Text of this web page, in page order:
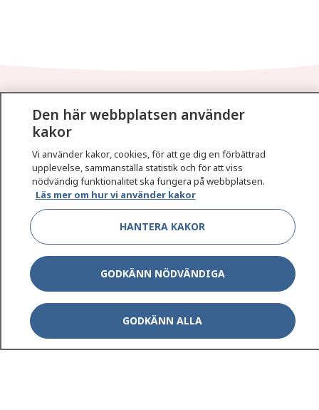
På 1177.se får du råd om hälsa och information om
sjukdomar och vilka mottagningar du kan kontakta.
Logga in för att läsa din journal och göra dina
vårdärenden. Ring telefonnummer 1177 för
sjukvårdsrådgivning dygnet runt.
1177 ger dig råd när du vill må bättre.
1177 på flera språk Show
Show
Den här webbplatsen använder
kakor
Vi använder kakor, cookies, för att ge dig en förbättrad
upplevelse, sammanställa statistik och för att viss
nödvändig funktionalitet ska fungera på webbplatsen.
Läs mer om hur vi använder kakor
HANTERA KAKOR
GODKÄNN NÖDVÄNDIGA
GODKÄNN ALLA